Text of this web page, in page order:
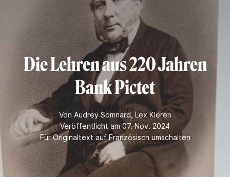
Die Lehren aus 220 Jahren
Bank Pictet
Von Audrey Somnard Lex Kleren
Veröffentlicht am 07. Nov. 2024
Für Originaltext auf Französisch umschalten